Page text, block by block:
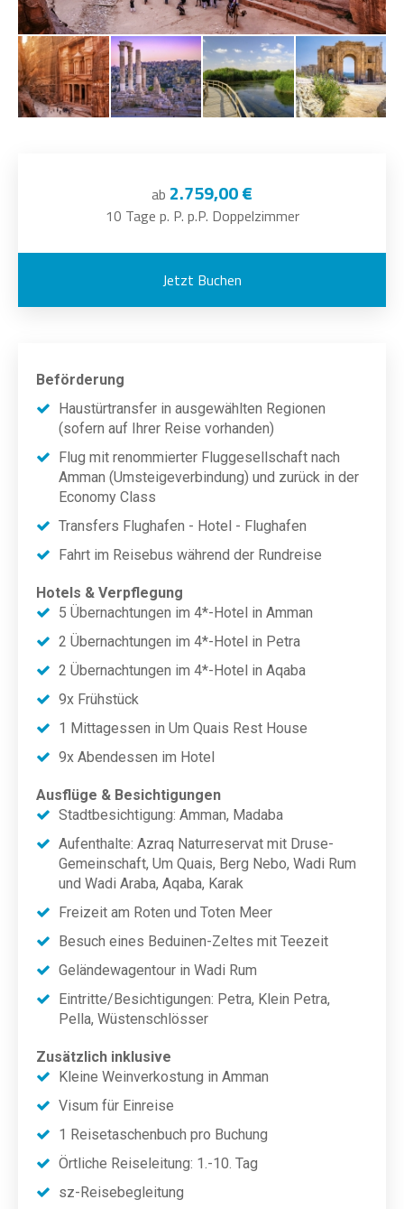
ab 2.759,00 €
10 Tage p. P. p.P. Doppelzimmer
Jetzt Buchen
Beförderung
Haustürtransfer in ausgewählten Regionen
(sofern auf Ihrer Reise vorhanden)
Flug mit renommierter Fluggesellschaft nach
Amman (Umsteigeverbindung) und zurück in der
Economy Class
Transfers Flughafen - Hotel - Flughafen
Fahrt im Reisebus während der Rundreise
Hotels & Verpflegung
5 Übernachtungen im 4*-Hotel in Amman
2 Übernachtungen im 4*-Hotel in Petra
2 Übernachtungen im 4*-Hotel in Aqaba
9x Frühstück
1 Mittagessen in Um Quais Rest House
9x Abendessen im Hotel
Ausflüge & Besichtigungen
Stadtbesichtigung: Amman, Madaba
Aufenthalte: Azraq Naturreservat mit Druse-
Gemeinschaft, Um Quais, Berg Nebo, Wadi Rum
und Wadi Araba, Aqaba, Karak
Freizeit am Roten und Toten Meer
Besuch eines Beduinen-Zeltes mit Teezeit
Geländewagentour in Wadi Rum
Eintritte/Besichtigungen: Petra, Klein Petra,
Pella, Wüstenschlösser
Zusätzlich inklusive
Kleine Weinverkostung in Amman
Visum für Einreise
1 Reisetaschenbuch pro Buchung
Örtliche Reiseleitung: 1.-10. Tag
sz-Reisebegleitung